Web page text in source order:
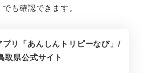
も確認できます。
リ「あんしんトリピーなび」/
取県公式サイト